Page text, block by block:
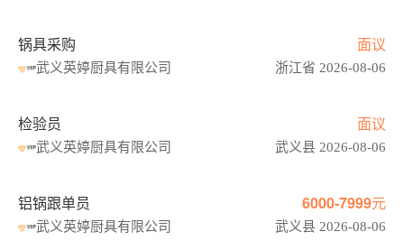
锅具采购 面议
武义英婷厨具有限公司 浙江省 2026-08-06
检验员 面议
武义英婷厨具有限公司 武义县 2026-08-06
铝锅跟单员 6000-7999元
武义英婷厨具有限公司 武义县 2026-08-06